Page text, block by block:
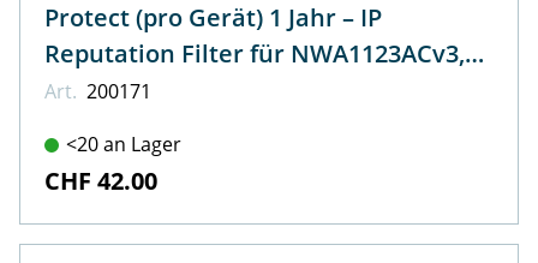
Protect (pro Gerät) 1 Jahr – IP
Reputation Filter für NWA1123ACv3,
WAC500, WAC500H
Art. 200171
<20 an Lager
CHF 42.00